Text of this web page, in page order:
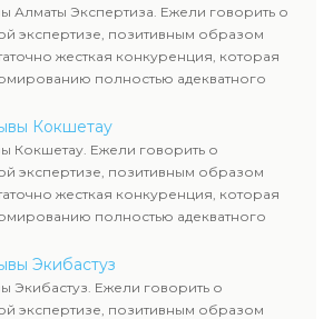
Алматы Экспертиза. Ежели говорить о
экспертизе, позитивным образом
жесткая конкуренция, которая
полностью адекватного
Кокшетау
Кокшетау. Ежели говорить о
экспертизе, позитивным образом
жесткая конкуренция, которая
полностью адекватного
Экибастуз
Экибастуз. Ежели говорить о
экспертизе, позитивным образом